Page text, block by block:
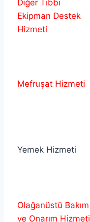
Diğer Tıbbi
Ekipman Destek
Hizmeti
Mefruşat Hizmeti
Yemek Hizmeti
Olağanüstü Bakım
ve Onarım Hizmeti